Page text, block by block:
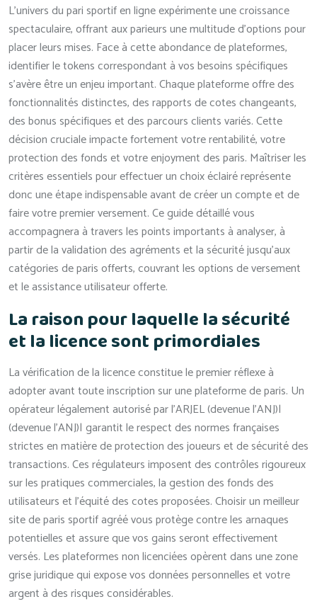
L’univers du pari sportif en ligne expérimente une croissance
spectaculaire, offrant aux parieurs une multitude d’options pour
placer leurs mises. Face à cette abondance de plateformes,
identifier le tokens correspondant à vos besoins spécifiques
s’avère être un enjeu important. Chaque plateforme offre des
fonctionnalités distinctes, des rapports de cotes changeants,
des bonus spécifiques et des parcours clients variés. Cette
décision cruciale impacte fortement votre rentabilité, votre
protection des fonds et votre enjoyment des paris. Maîtriser les
critères essentiels pour effectuer un choix éclairé représente
donc une étape indispensable avant de créer un compte et de
faire votre premier versement. Ce guide détaillé vous
accompagnera à travers les points importants à analyser, à
partir de la validation des agréments et la sécurité jusqu’aux
catégories de paris offerts, couvrant les options de versement
et le assistance utilisateur offerte.
La raison pour laquelle la sécurité
et la licence sont primordiales
La vérification de la licence constitue le premier réflexe à
adopter avant toute inscription sur une plateforme de paris. Un
opérateur légalement autorisé par l’ARJEL (devenue l’ANJ)|
(devenue l’ANJ)| garantit le respect des normes françaises
strictes en matière de protection des joueurs et de sécurité des
transactions. Ces régulateurs imposent des contrôles rigoureux
sur les pratiques commerciales, la gestion des fonds des
utilisateurs et l’équité des cotes proposées. Choisir un meilleur
site de paris sportif agréé vous protège contre les arnaques
potentielles et assure que vos gains seront effectivement
versés. Les plateformes non licenciées opèrent dans une zone
grise juridique qui expose vos données personnelles et votre
argent à des risques considérables.